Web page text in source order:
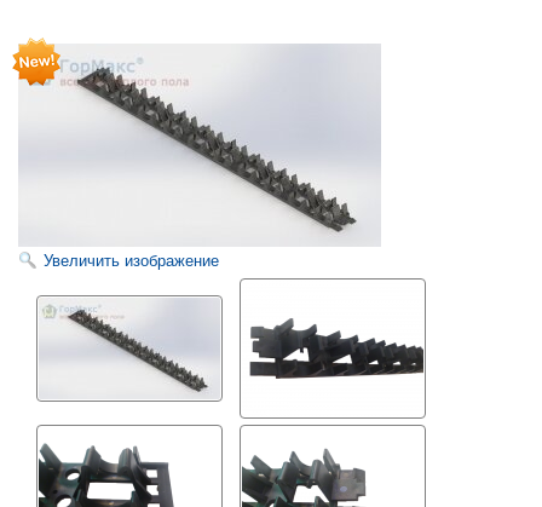
Увеличить изображение